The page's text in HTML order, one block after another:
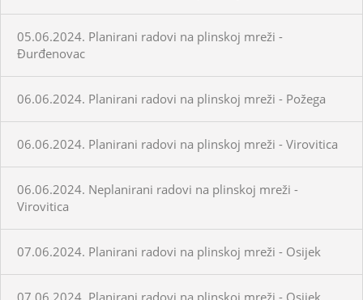
05.06.2024. Planirani radovi na plinskoj mreži -
Đurđenovac
06.06.2024. Planirani radovi na plinskoj mreži - Požega
06.06.2024. Planirani radovi na plinskoj mreži - Virovitica
06.06.2024. Neplanirani radovi na plinskoj mreži -
Virovitica
07.06.2024. Planirani radovi na plinskoj mreži - Osijek
07.06.2024. Planirani radovi na plinskoj mreži - Osijek